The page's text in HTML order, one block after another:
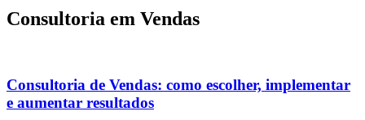
Consultoria em Vendas
Consultoria de Vendas: como escolher, implementar
e aumentar resultados